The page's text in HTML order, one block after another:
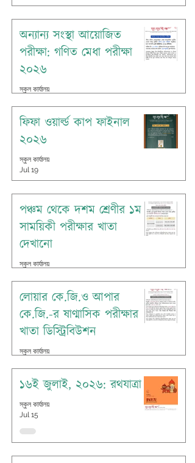
অন্যান্য সংস্থা আয়োজিত
পরীক্ষা: গণিত মেধা পরীক্ষা
২০২৬
স্কুল কার্যালয়
ফিফা ওয়ার্ল্ড কাপ ফাইনাল
২০২৬
স্কুল কার্যালয়
Jul 19
পঞ্চম থেকে দশম শ্রেণীর ১ম
সাময়িকী পরীক্ষার খাতা
দেখানো
স্কুল কার্যালয়
লোয়ার কে.জি.ও আপার
কে.জি.-র ষাণ্মাসিক পরীক্ষার
খাতা ডিস্ট্রিবিউশন
স্কুল কার্যালয়
১৬ই জুলাই, ২০২৬: রথযাত্রা
স্কুল কার্যালয়
Jul 15